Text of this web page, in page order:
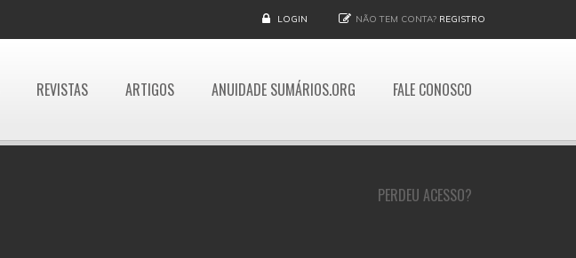
LOGIN NÃO TEM CONTA? REGISTRO
REVISTAS ARTIGOS ANUIDADE SUMÁRIOS.ORG FALE CONOSCO
PERDEU ACESSO?